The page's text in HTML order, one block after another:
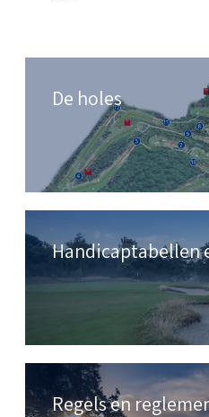
De holes
Handicaptabellen
Regels en